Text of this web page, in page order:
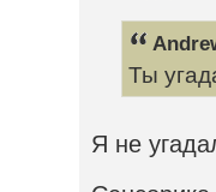
Ты
Я не